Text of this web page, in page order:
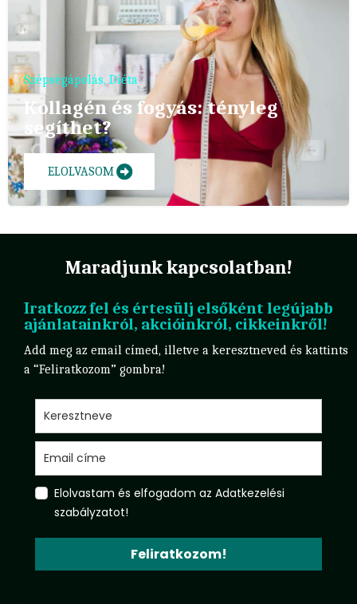
Szépségápolás, Diéta
Kollagén és fogyás: tényleg
segíthet?
ELOLVASOM
Maradjunk kapcsolatban!
Iratkozz fel és értesülj elsőként legújabb
ajánlatainkról, akcióinkról, cikkeinkről!
Add meg az email címed, illetve a keresztneved és kattints
a “Feliratkozom” gombra!
Elolvastam és elfogadom az Adatkezelési
szabályzatot!
Feliratkozom!